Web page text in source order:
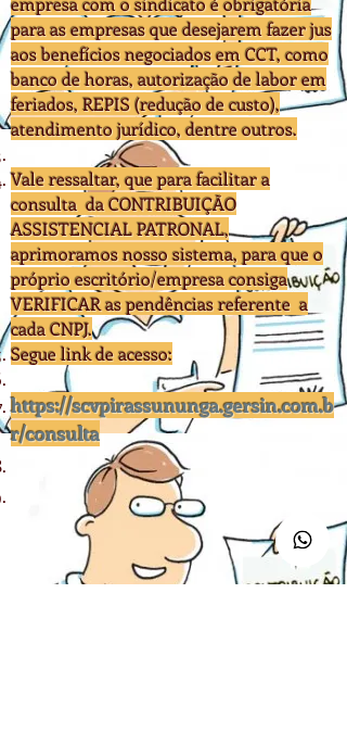
para as empresas que desejarem fazer jus
aos benefícios negociados em CCT, como
banco de horas, autorização de labor em
feriados, REPIS (redução de custo),
atendimento jurídico, dentre outros.
Vale ressaltar, que para facilitar a
consulta da CONTRIBUIÇÃO
ASSISTENCIAL PATRONAL,
aprimoramos nosso sistema, para que o
próprio escritório/empresa consiga
VERIFICAR as pendências referente a
cada CNPJ.
Segue link de acesso:
https://scvpirassununga.gersin.com.b
r/consulta